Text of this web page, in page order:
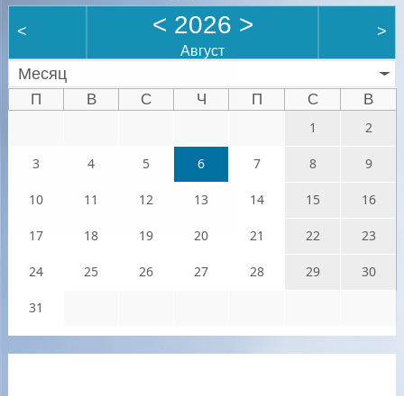
< < 2026 >
Август
>
Месяц
П В С Ч П С
В
1
2
3 4 5 6 7 8 9
10 11 12 13 14 15 16
17 18 19 20 21 22 23
24 25 26 27 28 29 30
31